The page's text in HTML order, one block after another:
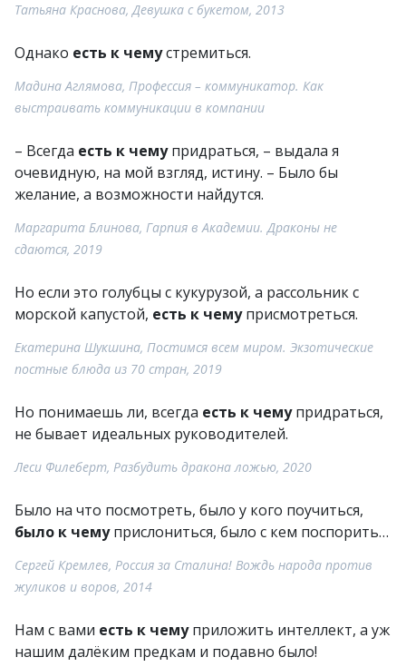
Татьяна Краснова, Девушка с букетом, 2013
Однако есть к чемустремиться.
Мадина Аглямова, Профессия – коммуникатор. Как
выстраивать коммуникации в компании
– Всегда есть к чемупридраться, – выдала я
очевидную, на мой взгляд, истину. – Было бы
желание, а возможности найдутся.
Маргарита Блинова, Гарпия в Академии. Драконы не
сдаются, 2019
Но если это голубцы с кукурузой, а рассольник с
морской капустой, есть к чемуприсмотреться.
Екатерина Шукшина, Постимся всем миром. Экзотические
постные блюда из 70 стран, 2019
Но понимаешь ли, всегда есть к чемупридраться,
не бывает идеальных руководителей.
Леси Филеберт, Разбудить дракона ложью, 2020
Было на что посмотреть, было у кого поучиться,
было к чемуприслониться, было с кем поспорить…
Сергей Кремлев, Россия за Сталина! Вождь народа против
жуликов и воров, 2014
Нам с вами есть к чемуприложить интеллект, а уж
нашим далёким предкам и подавно было!